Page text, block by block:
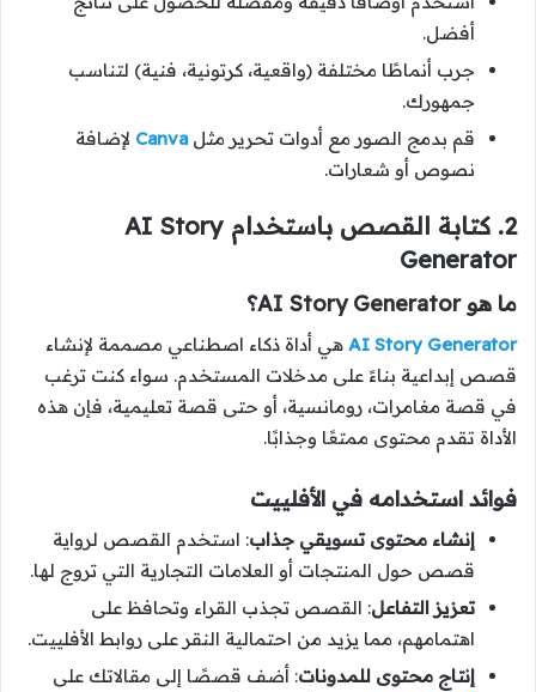
أفضل.
جرب أنماطًا مختلفة (واقعية، كرتونية، فنية) لتناسب
جمهورك.
قم بدمج الصور مع أدوات تحرير مثلCanva لإضافة
نصوص أو شعارات.
2. كتابة القصص باستخدام AI Story
Generator
ما هو AI Story Generator؟
AI Story Generator هي أداة ذكاء اصطناعي مصممة لإنشاء
قصص إبداعية بناءً على مدخلات المستخدم. سواء كنت ترغب
في قصة مغامرات، رومانسية، أو حتى قصة تعليمية، فإن هذه
الأداة تقدم محتوى ممتعًا وجذابًا.
فوائد استخدامه في الأفلييت
إنشاء محتوى تسويقي جذاب: استخدم القصص لرواية
قصص حول المنتجات أو العلامات التجارية التي تروج لها.
تعزيز التفاعل: القصص تجذب القراء وتحافظ على
اهتمامهم، مما يزيد من احتمالية النقر على روابط الأفلييت.
إنتاج محتوى للمدونات: أضف قصصًا إلى مقالاتك على